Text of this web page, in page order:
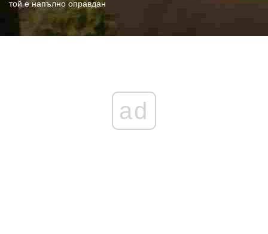
той е напълно оправдан
ad